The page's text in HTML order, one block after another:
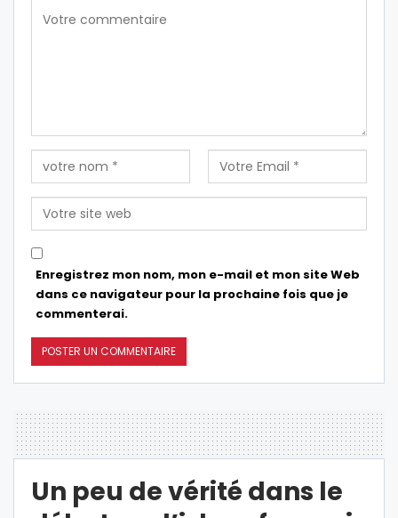
Enregistrez mon nom, mon e-mail et mon site Web
dans ce navigateur pour la prochaine fois que je
commenterai.
Un peu de vérité dans le